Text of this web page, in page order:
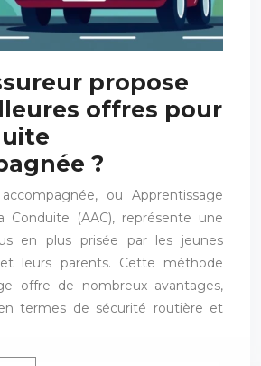
propose
offres pour
?
ou Apprentissage
Conduite (AAC), représente une
en plus prisée par les jeunes
leurs parents. Cette méthode
offre de nombreux avantages,
termes de sécurité routière et